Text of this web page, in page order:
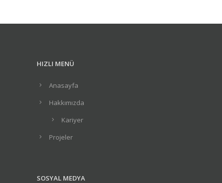
HIZLI MENÜ
Anasayfa
Hakkımızda
Kariyer
Projeler
SOSYAL MEDYA